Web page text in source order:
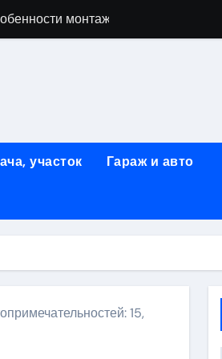
монтажа
основные принципы и
возведения
программной и мобильной
выбора
и террасой в готовых домах
участок Гараж и авто
15,